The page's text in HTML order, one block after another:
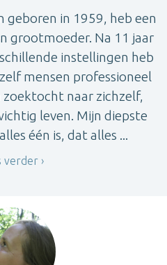
geboren in 1959, heb een
grootmoeder. Na 11 jaar
instellingen heb
mensen professioneel
naar zichzelf,
leven. Mijn diepste
één is, dat alles ...
verder